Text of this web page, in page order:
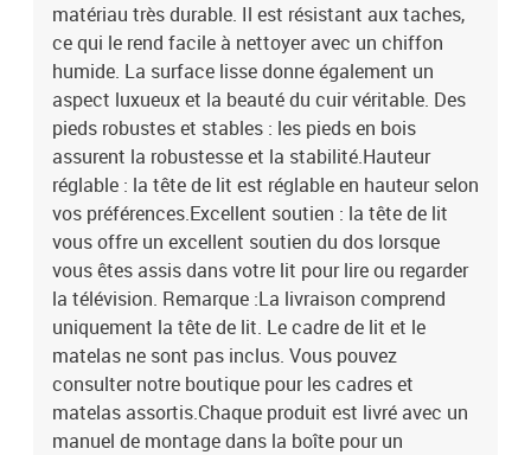
matériau très durable. Il est résistant aux taches,
ce qui le rend facile à nettoyer avec un chiffon
humide. La surface lisse donne également un
aspect luxueux et la beauté du cuir véritable. Des
pieds robustes et stables : les pieds en bois
assurent la robustesse et la stabilité.Hauteur
réglable : la tête de lit est réglable en hauteur selon
vos préférences.Excellent soutien : la tête de lit
vous offre un excellent soutien du dos lorsque
vous êtes assis dans votre lit pour lire ou regarder
la télévision. Remarque :La livraison comprend
uniquement la tête de lit. Le cadre de lit et le
matelas ne sont pas inclus. Vous pouvez
consulter notre boutique pour les cadres et
matelas assortis.Chaque produit est livré avec un
manuel de montage dans la boîte pour un